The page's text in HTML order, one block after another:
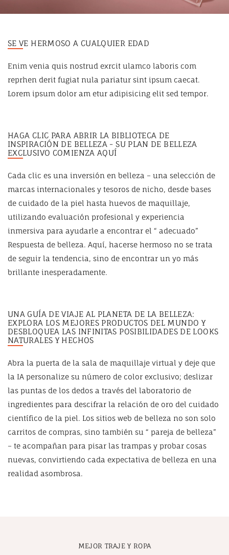
SE VE HERMOSO A CUALQUIER EDAD
Enim venia quis nostrud exrcit ulamco laboris com
reprhen derit fugiat nula pariatur sint ipsum caecat.
Lorem ipsum dolor am etur adipisicing elit sed tempor.
HAGA CLIC PARA ABRIR LA BIBLIOTECA DE
INSPIRACIÓN DE BELLEZA - SU PLAN DE BELLEZA
EXCLUSIVO COMIENZA AQUÍ
Cada clic es una inversión en belleza – una selección de
marcas internacionales y tesoros de nicho, desde bases
de cuidado de la piel hasta huevos de maquillaje,
utilizando evaluación profesional y experiencia
inmersiva para ayudarle a encontrar el “ adecuado”
Respuesta de belleza. Aquí, hacerse hermoso no se trata
de seguir la tendencia, sino de encontrar un yo más
brillante inesperadamente.
UNA GUÍA DE VIAJE AL PLANETA DE LA BELLEZA:
EXPLORA LOS MEJORES PRODUCTOS DEL MUNDO Y
DESBLOQUEA LAS INFINITAS POSIBILIDADES DE LOOKS
NATURALES Y HECHOS
Abra la puerta de la sala de maquillaje virtual y deje que
la IA personalize su número de color exclusivo; deslizar
las puntas de los dedos a través del laboratorio de
ingredientes para descifrar la relación de oro del cuidado
científico de la piel. Los sitios web de belleza no son solo
carritos de compras, sino también su “ pareja de belleza”
– te acompañan para pisar las trampas y probar cosas
nuevas, convirtiendo cada expectativa de belleza en una
realidad asombrosa.
MEJOR TRAJE Y ROPA